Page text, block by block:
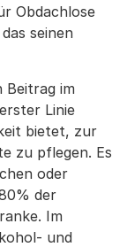
Obdachlose
seinen
Beitrag im
Linie
bietet, zur
zu pflegen. Es
oder
der
Im
und